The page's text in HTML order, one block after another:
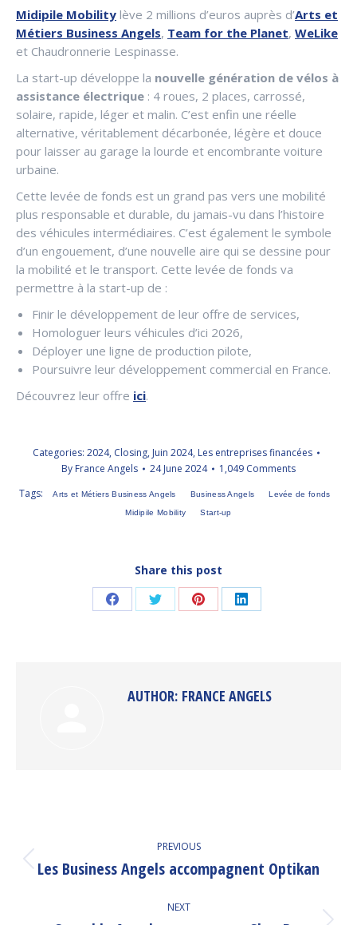
Midipile Mobility lève 2 millions d’euros auprès d’Arts et
Métiers Business Angels, Team for the Planet, WeLike
et Chaudronnerie Lespinasse.
La start-up développe la nouvelle génération de vélos à
assistance électrique : 4 roues, 2 places, carrossé,
solaire, rapide, léger et malin. C’est enfin une réelle
alternative, véritablement décarbonée, légère et douce
pour laisser au garage la lourde et encombrante voiture
urbaine.
Cette levée de fonds est un grand pas vers une mobilité
plus responsable et durable, du jamais-vu dans l’histoire
des véhicules intermédiaires. C’est également le symbole
d’un engouement, d’une nouvelle aire qui se dessine pour
la mobilité et le transport. Cette levée de fonds va
permettre à la start-up de :
Finir le développement de leur offre de services,
Homologuer leurs véhicules d’ici 2026,
Déployer une ligne de production pilote,
Poursuivre leur développement commercial en France.
Découvrez leur offre ici.
Categories: 2024, Closing, Juin 2024, Les entreprises financées
By France Angels 24 June 2024
1,049 Comments
Tags:
Arts et Métiers Business Angels Business Angels Levée de fonds
Midipile Mobility Start-up
Share this post
Share Share Share Share
AUTHOR: FRANCE ANGELS
NAVIGATION
PREVIOUS
Previous
Les Business Angels accompagnent Optikan
NEXT